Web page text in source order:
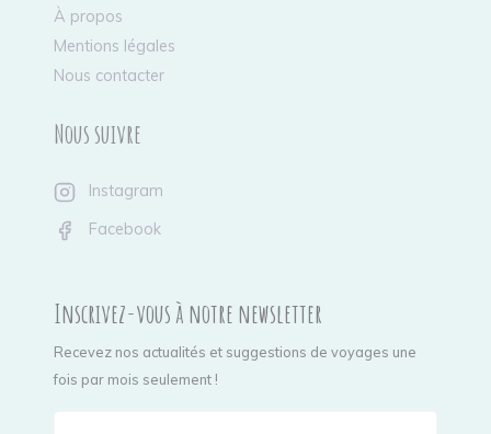
À propos
Mentions légales
Nous contacter
Nous suivre
Instagram
Facebook
Inscrivez-vous à notre newsletter
Recevez nos actualités et suggestions de voyages une
fois par mois seulement !